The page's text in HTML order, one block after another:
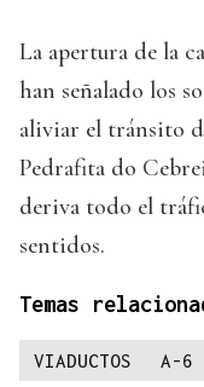
La apertura de la
han señalado los
aliviar el tránsito
Pedrafita do
deriva todo el
sentidos.
Temas
VIADUCTOS A-6